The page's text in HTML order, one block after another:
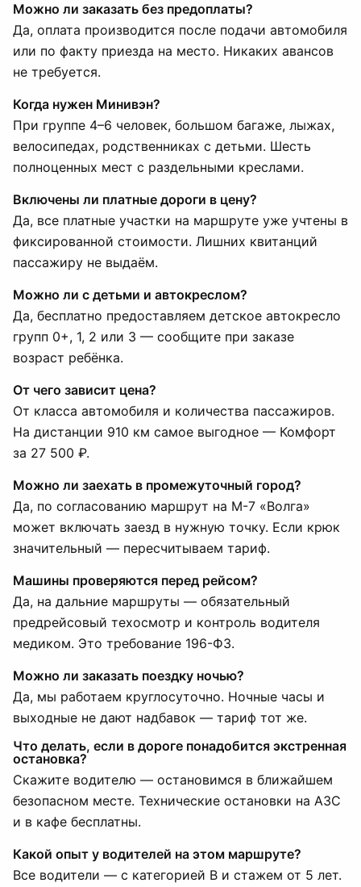
Можно ли заказать без предоплаты?
Да, оплата производится после подачи автомобиля
или по факту приезда на место. Никаких авансов
не требуется.
Когда нужен Минивэн?
При группе 4–6 человек, большом багаже, лыжах,
велосипедах, родственниках с детьми. Шесть
полноценных мест с раздельными креслами.
Включены ли платные дороги в цену?
Да, все платные участки на маршруте уже учтены в
фиксированной стоимости. Лишних квитанций
пассажиру не выдаём.
Можно ли с детьми и автокреслом?
Да, бесплатно предоставляем детское автокресло
групп 0+, 1, 2 или 3 — сообщите при заказе
возраст ребёнка.
От чего зависит цена?
От класса автомобиля и количества пассажиров.
На дистанции 910 км самое выгодное — Комфорт
за 27 500 ₽.
Можно ли заехать в промежуточный город?
Да, по согласованию маршрут на М-7 «Волга»
может включать заезд в нужную точку. Если крюк
значительный — пересчитываем тариф.
Машины проверяются перед рейсом?
Да, на дальние маршруты — обязательный
предрейсовый техосмотр и контроль водителя
медиком. Это требование 196-ФЗ.
Можно ли заказать поездку ночью?
Да, мы работаем круглосуточно. Ночные часы и
выходные не дают надбавок — тариф тот же.
Что делать, если в дороге понадобится экстренная
остановка?
Скажите водителю — остановимся в ближайшем
безопасном месте. Технические остановки на АЗС
и в кафе бесплатны.
Какой опыт у водителей на этом маршруте?
Все водители — с категорией B и стажем от 5 лет.